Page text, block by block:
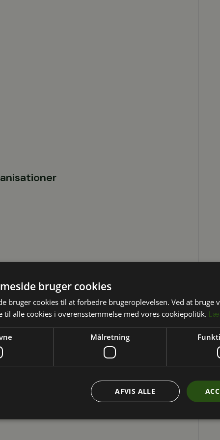
bruger cookies
bruger cookies til at forbedre brugeroplevelsen. Ved at bruge
til alle cookies i overensstemmelse med vores cookiepolitik.
Målretning
AFVIS ALLE